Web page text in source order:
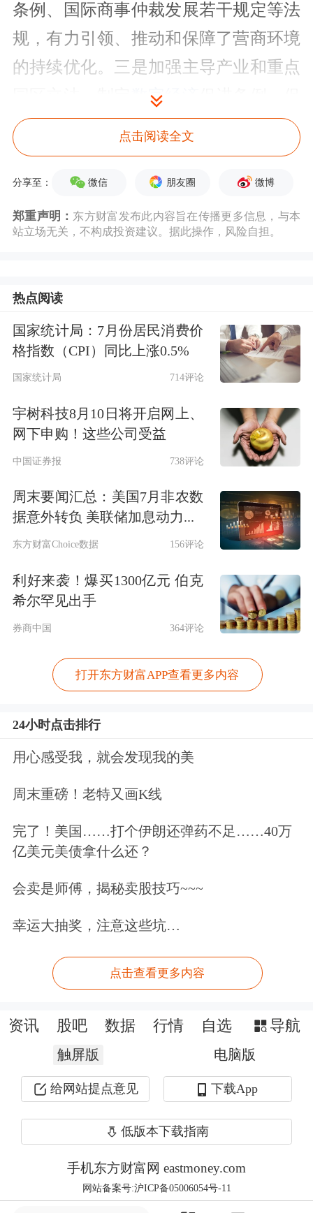
条例、国际商事仲裁发展若干规定等法
规，有力引领、推动和保障了营商环境
的持续优化。三是加强主导产业和重点
数字经济
进种业发展若干规定、洋浦经济开发区
条例等法规，以立法支持和推动加快构
建具有海南特色和优势的现代化产业体
系。四是加强风险防控立法。制定反走
私条例（试行）、禁毒条例、免税购物
自贸港风险防控屏障。五是加强生态环
境保护和民生保障立法。制定进境环境
安全准入管理若干规定、生态环境保护
考核评价和责任追究规定等法规，以立
法保障群众在自贸港建设中获得感幸福
感安全感更强。
海南自由贸易港法确立的核心制度，在
贸易、投资、财税、生态、产业、人
性显著成效。如聚焦投资自由化便利
化，率先推行市场准入承诺即入制，近
据了解，下一步，海南省人大常委会将
更加重视运用自贸港法规制定权，探索
形成具有国际竞争力的开放制度体系，
（据新华社电）
原标题：1 海南自由贸易港法实施五周年 制定配套法规57件
点击阅读全文
分享至： 微信 朋友圈 微博
郑重声明： 东方财富发布此内容旨在传播更多信息，与本
站立场无关，不构成投资建议。据此操作，风险自担。
热点阅读
国家统计局：7月份居民消费价
格指数（CPI）同比上涨0.5%
国家统计局 714评论
宇树科技8月10日将开启网上、
网下申购！这些公司受益
中国证券报 738评论
周末要闻汇总：美国7月非农数
据意外转负 美联储加息动力...
东方财富Choice数据 156评论
利好来袭！爆买1300亿元 伯克
希尔罕见出手
券商中国 364评论
打开东方财富APP查看更多内容
24小时点击排行
用心感受我，就会发现我的美
周末重磅！老特又画K线
完了！美国……打个伊朗还弹药不足……40万
亿美元美债拿什么还？
会卖是师傅，揭秘卖股技巧~~~
幸运大抽奖，注意这些坑…
点击查看更多内容
资讯 股吧 数据 行情 自选 导航
触屏版 电脑版
给网站提点意见 下载App
低版本下载指南
手机东方财富网 eastmoney.com
网站备案号:沪ICP备05006054号-11